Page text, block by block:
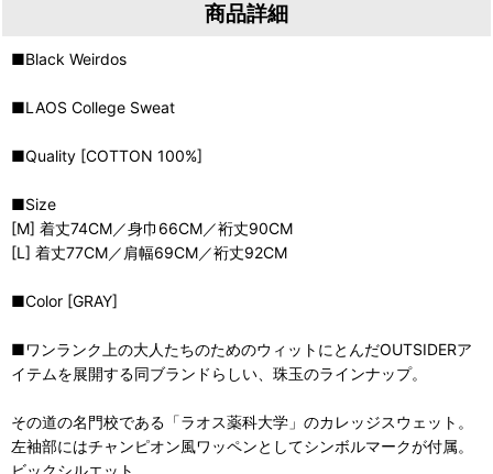
商品詳細
■Black Weirdos
■LAOS College Sweat
■Quality [COTTON 100%]
■Size
[M] 着丈74CM／身巾66CM／裄丈90CM
[L] 着丈77CM／肩幅69CM／裄丈92CM
■Color [GRAY]
■ワンランク上の大人たちのためのウィットにとんだOUTSIDERア
イテムを展開する同ブランドらしい、珠玉のラインナップ。
その道の名門校である「ラオス薬科大学」のカレッジスウェット。
左袖部にはチャンピオン風ワッペンとしてシンボルマークが付属。
ビックシルエット。